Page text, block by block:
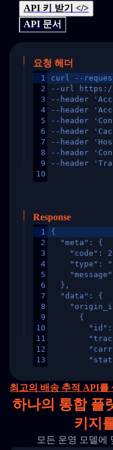
API 키 받기 </>
API 문서
요청 헤더
1
2
3
4
5
6
7
8
9
10
curl --
--url https://
--header
--header
--header
--header
--header
--header
--header
Response
1
2
3
4
5
6
7
8
9
10
11
12
13
15
16
17
18
20
21
{
  "meta": {
"code":
"type":
  },
  "data": {
      {
          {
최고의 배송 추적 API를
하나의 통합 플
키지
모든 운영 모델에